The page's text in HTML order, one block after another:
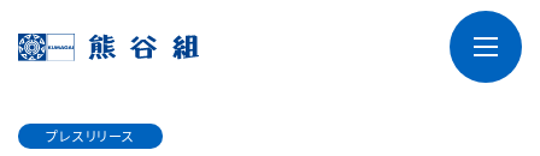
プレスリリース